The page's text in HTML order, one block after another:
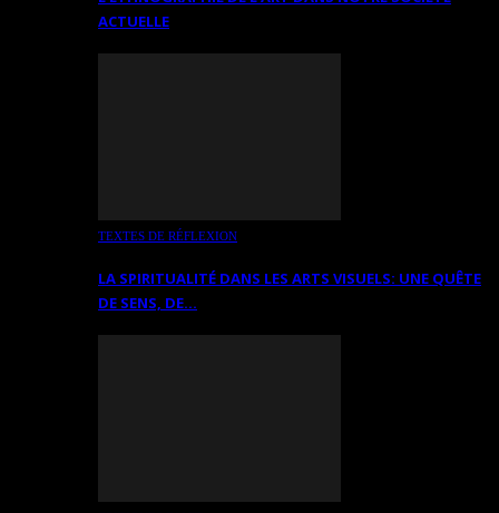
ACTUELLE
TEXTES DE RÉFLEXION
LA SPIRITUALITÉ DANS LES ARTS VISUELS: UNE QUÊTE
DE SENS, DE…